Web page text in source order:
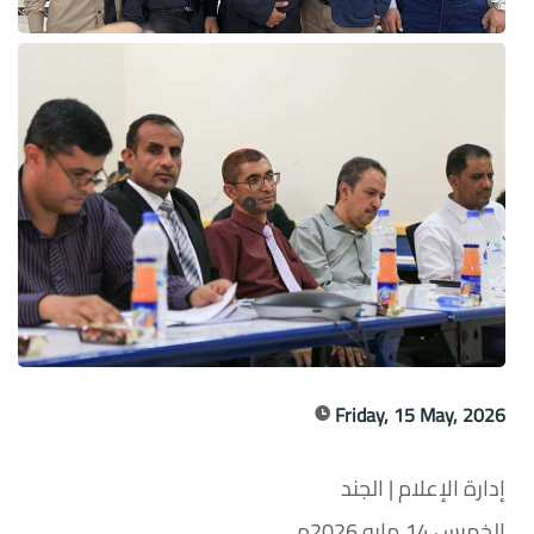
Friday, 15 May, 2026
إدارة الإعلام | الجند